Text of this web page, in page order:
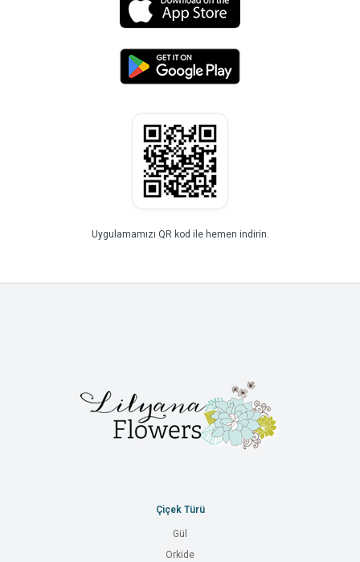
Uygulamamızı QR kod ile hemen indirin.
Çiçek Türü
Gül
Orkide